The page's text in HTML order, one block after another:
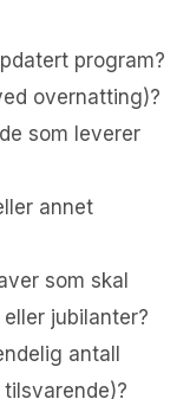
program?
overnatting)?
som leverer
annet
som skal
jubilanter?
antall